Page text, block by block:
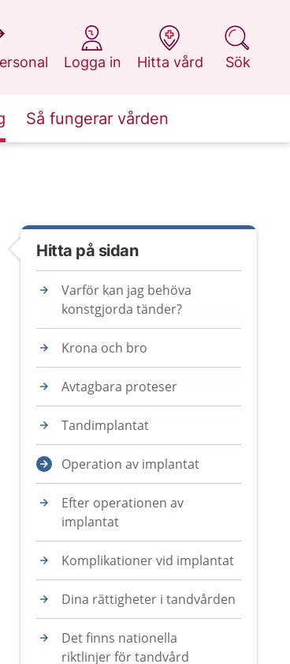
Logga in
på 1177.se
Hitta vård
på 1177.se
Sök
på 1177.se
Så fungerar vården
Hitta på sidan
Varför kan jag behöva
konstgjorda tänder?
Krona och bro
Avtagbara proteser
Tandimplantat
Operation av implantat
Efter operationen av
implantat
Komplikationer vid implantat
Dina rättigheter i tandvården
Det finns nationella
riktlinjer för tandvård